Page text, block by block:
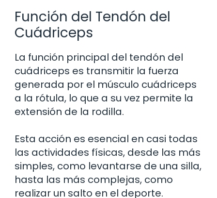
Función del Tendón del
Cuádriceps
La función principal del tendón del
cuádriceps es transmitir la fuerza
generada por el músculo cuádriceps
a la rótula, lo que a su vez permite la
extensión de la rodilla.
Esta acción es esencial en casi todas
las actividades físicas, desde las más
simples, como levantarse de una silla,
hasta las más complejas, como
realizar un salto en el deporte.